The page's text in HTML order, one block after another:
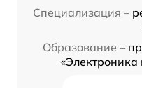
Специализация –
Образование –
«Электроника